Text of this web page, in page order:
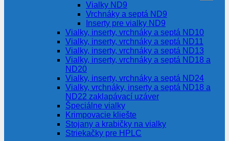
Vialky ND9
Vrchnáky a septá ND9
Inserty pre vialky ND9
Vialky, inserty, vrchnáky a septá ND10
Vialky, inserty, vrchnáky a septá ND11
Vialky, inserty, vrchnáky a septá ND13
Vialky, inserty, vrchnáky a septá ND18 a
ND20
Vialky, inserty, vrchnáky a septá ND24
Vialky, vrchnáky, inserty a septá ND18 a
ND22 zaklapávací uzáver
Špeciálne vialky
Krimpovacie kliešte
Stojany a krabičky na vialky
Striekačky pre HPLC